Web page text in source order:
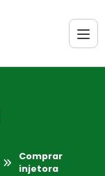
Comprar
injetora